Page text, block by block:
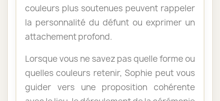
couleurs plus soutenues peuvent rappeler
la personnalité du défunt ou exprimer un
attachement profond.
Lorsque vous ne savez pas quelle forme ou
quelles couleurs retenir, Sophie peut vous
guider vers une proposition cohérente